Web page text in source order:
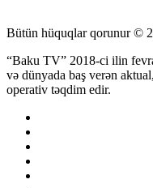
Bütün hüquqlar qorunur ©
“Baku TV” 2018-ci ilin
və dünyada baş verən
operativ təqdim edir.